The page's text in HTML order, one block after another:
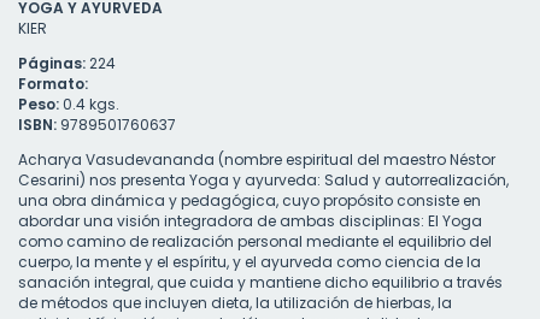
YOGA Y AYURVEDA
KIER
Páginas:224
Formato:
Peso: 0.4 kgs.
ISBN: 9789501760637
Acharya Vasudevananda (nombre espiritual del maestro Néstor
Cesarini) nos presenta Yoga y ayurveda: Salud y autorrealización,
una obra dinámica y pedagógica, cuyo propósito consiste en
abordar una visión integradora de ambas disciplinas: El Yoga
como camino de realización personal mediante el equilibrio del
cuerpo, la mente y el espíritu, y el ayurveda como ciencia de la
sanación integral, que cuida y mantiene dicho equilibrio a través
de métodos que incluyen dieta, la utilización de hierbas, la